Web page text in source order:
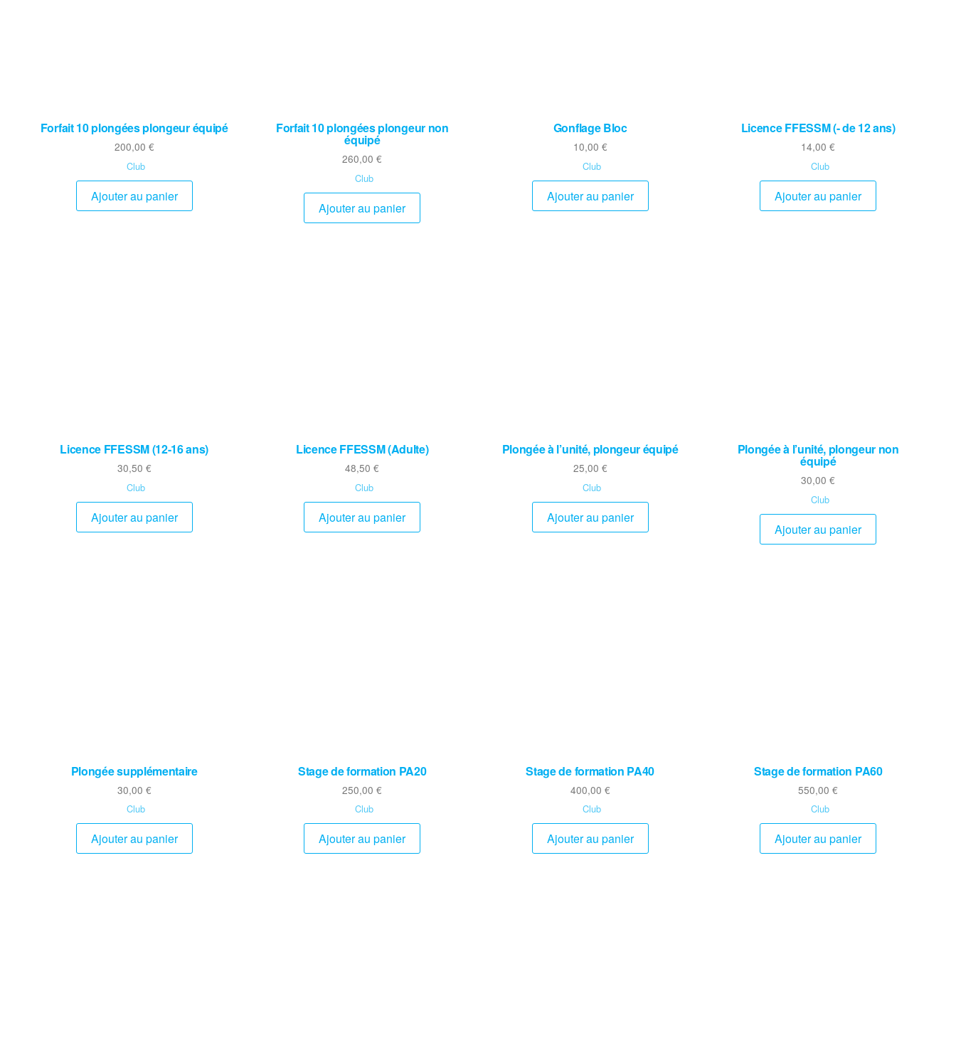
Forfait 10 plongées plongeur équipé
200,00 €
Club
Ajouter au panier
Forfait 10 plongées plongeur non
équipé
260,00€
Club
Ajouter au panier
Gonflage Bloc
10,00 €
Club
Ajouter au panier
Licence FFESSM (- de 12 ans)
14,00€
Club
Ajouter au panier
Licence FFESSM (12-16 ans)
30,50 €
Club
Ajouter au panier
Licence FFESSM (Adulte)
48,50€
Club
Ajouter au panier
Plongée à l’unité, plongeur équipé
25,00 €
Club
Ajouter au panier
Plongée à l’unité, plongeur non
équipé
30,00€
Club
Ajouter au panier
Plongée supplémentaire
30,00 €
Club
Ajouter au panier
Stage de formation PA20
250,00€
Club
Ajouter au panier
Stage de formation PA40
400,00 €
Club
Ajouter au panier
Stage de formation PA60
550,00€
Club
Ajouter au panier